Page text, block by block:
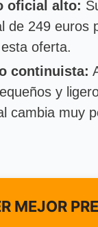
oficial alto:
de 249 euros
oferta.
continuista:
y
cambia muy
MEJOR